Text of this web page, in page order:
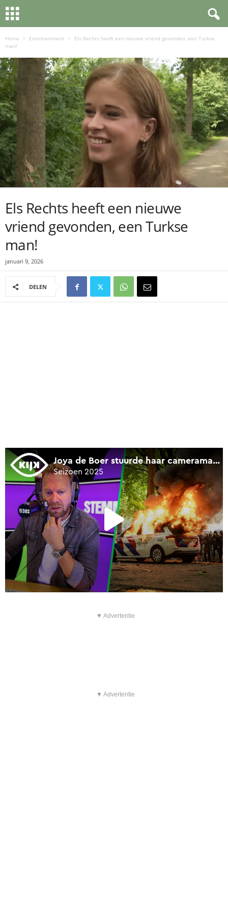
Home Entertainment
Els Rechts heeft een nieuwe vriend gevonden, een Turkse
man!
Els Rechts heeft een nieuwe
vriend gevonden, een Turkse
man!
januari 9, 2026
DELEN
▼ Advertentie
▼ Advertentie